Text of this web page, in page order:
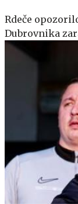
Rdeče
Dubrovnika